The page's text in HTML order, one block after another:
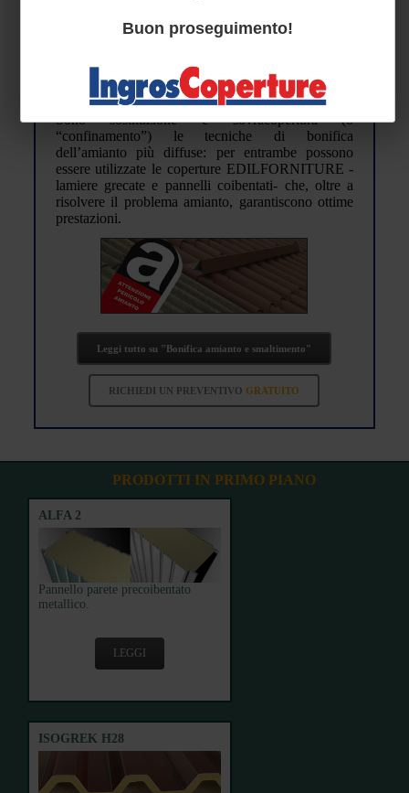
BONIFICA AMIANTO E
SMALTIMENTO
Sono “sostituzione” e “sovracopertura” (o
“confinamento”) le tecniche di bonifica
dell’amianto più diffuse: per entrambe possono
essere utilizzate le coperture EDILFORNITURE -
lamiere grecate e pannelli coibentati- che, oltre a
risolvere il problema amianto, garantiscono ottime
prestazioni.
Leggi tutto su "Bonifica amianto e smaltimento"
RICHIEDI UN PREVENTIVOGRATUITO
PRODOTTI IN PRIMO PIANO
ALFA 2
Pannello parete precoibentato
metallico.
LEGGI
ISOGREK H28
Buon proseguimento!